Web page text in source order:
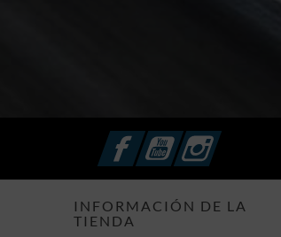
FacebookYouTubeInstagram
INFORMACIÓN DE LA
TIENDA